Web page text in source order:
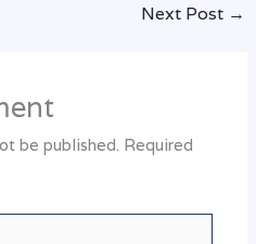
Next Post →
be published. Required